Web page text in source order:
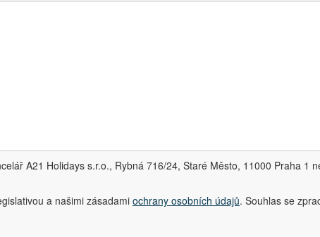
A21 Holidays s.r.o., Rybná 716/24, Staré Město, 11000 Praha 1
a našimi zásadami ochrany osobních údajů. Souhlas se